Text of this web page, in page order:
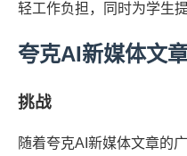
轻工作负担，同时为学生
夸克AI新媒体文
挑战
随着夸克AI新媒体文章的